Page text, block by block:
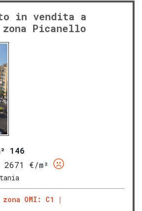
in vendita a
Picanello
146
2671 €/m²
zona OMI: C1